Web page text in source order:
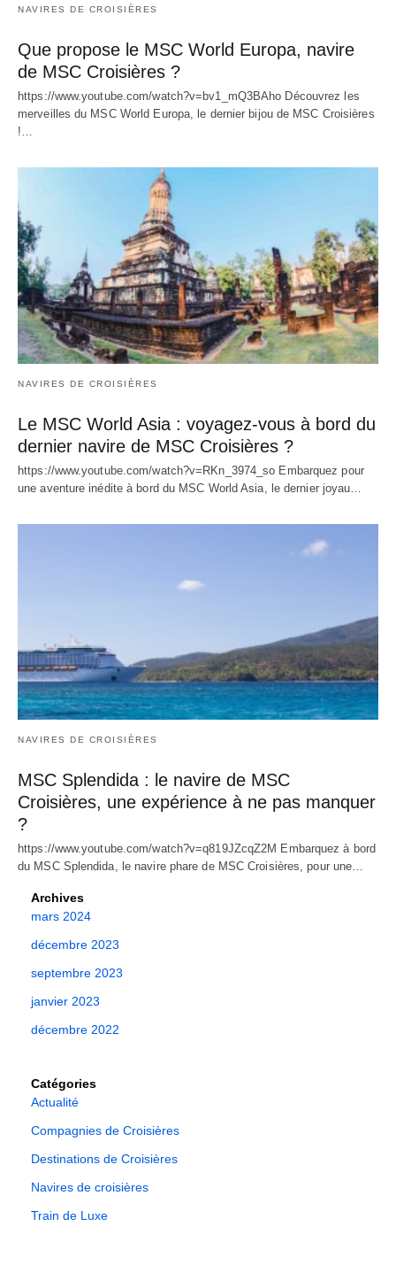
NAVIRES DE CROISIÈRES
Que propose le MSC World Europa, navire
de MSC Croisières ?
https://www.youtube.com/watch?v=bv1_mQ3BAho Découvrez les
merveilles du MSC World Europa, le dernier bijou de MSC Croisières
!…
NAVIRES DE CROISIÈRES
Le MSC World Asia : voyagez-vous à bord du
dernier navire de MSC Croisières ?
https://www.youtube.com/watch?v=RKn_3974_so Embarquez pour
une aventure inédite à bord du MSC World Asia, le dernier joyau…
NAVIRES DE CROISIÈRES
MSC Splendida : le navire de MSC
Croisières, une expérience à ne pas manquer
?
https://www.youtube.com/watch?v=q819JZcqZ2M Embarquez à bord
du MSC Splendida, le navire phare de MSC Croisières, pour une…
Archives
mars 2024
décembre 2023
septembre 2023
janvier 2023
décembre 2022
Catégories
Actualité
Compagnies de Croisières
Destinations de Croisières
Navires de croisières
Train de Luxe